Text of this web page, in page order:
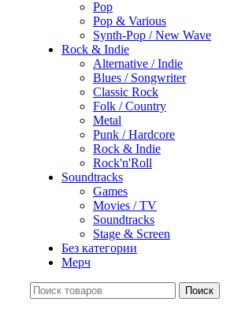
Pop
Pop & Various
Synth-Pop / New Wave
Rock & Indie
Alternative / Indie
Blues / Songwriter
Classic Rock
Folk / Country
Metal
Punk / Hardcore
Rock & Indie
Rock'n'Roll
Soundtracks
Games
Movies / TV
Soundtracks
Stage & Screen
Без категории
Мерч
Поиск